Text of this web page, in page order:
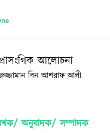
আলোচনা
বিন আশরাফ আলী
অনুবাদক/ সম্পাদক